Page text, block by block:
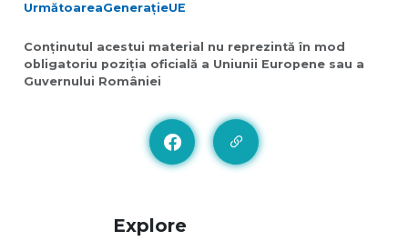
UrmătoareaGenerațieUE
Conținutul acestui material nu reprezintă în mod
obligatoriu poziția oficială a Uniunii Europene sau a
Guvernului României
Explore